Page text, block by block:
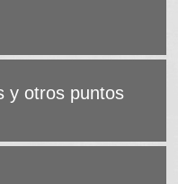
y otros puntos